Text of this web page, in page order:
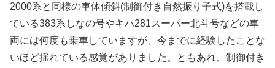
2000系と同様の車体傾斜(制御付き自然振り子式)を搭載し
ている383系しなの号やキハ281スーパー北斗号などの車
両には何度も乗車していますが、今までに経験したことな
いほど揺れている感覚がありました。ともあれ、制御付き